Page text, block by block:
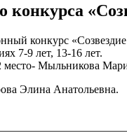
конкурса
конкурс
7-9 лет, 13-16 лет.
место- Мыльникова
Элина Анатольевна.